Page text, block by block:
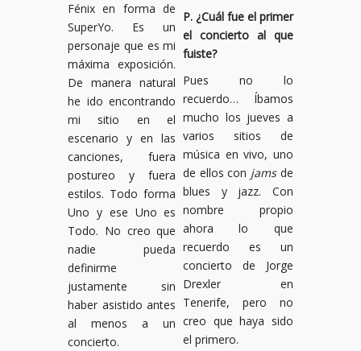
Fénix en forma de
SuperYo. Es un
personaje que es mi
máxima exposición.
De manera natural
he ido encontrando
mi sitio en el
escenario y en las
canciones, fuera
postureo y fuera
estilos. Todo forma
Uno y ese Uno es
Todo. No creo que
nadie pueda
definirme
justamente sin
haber asistido antes
al menos a un
concierto.
P. ¿Cuál fue el primer
el concierto al que
fuiste?
Pues no lo
recuerdo… Íbamos
mucho los jueves a
varios sitios de
música en vivo, uno
de ellos con jamsde
blues y jazz. Con
nombre propio
ahora lo que
recuerdo es un
concierto de Jorge
Drexler en
Tenerife, pero no
creo que haya sido
el primero.